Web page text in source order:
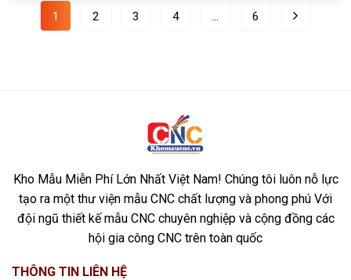
1 2 3 4 … 6
Kho Mẫu Miễn Phí Lớn Nhất Việt Nam! Chúng tôi luôn nỗ lực
tạo ra một thư viện mẫu CNC chất lượng và phong phú Với
đội ngũ thiết kế mẫu CNC chuyên nghiệp và cộng đồng các
hội gia công CNC trên toàn quốc
THÔNG TIN LIÊN HỆ